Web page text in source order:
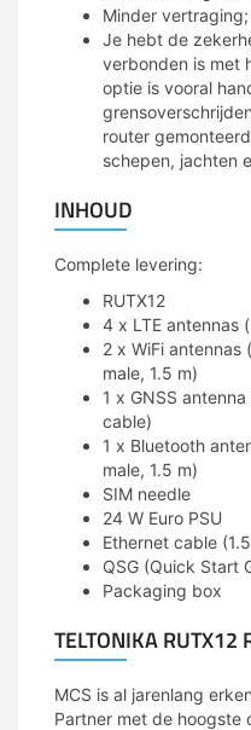
Minder vertraging;
Je hebt de
verbonden is met
optie is vooral
router
schepen, jachten
INHOUD
Complete levering:
RUTX12
4 x LTE antennas
2 x WiFi antennas
male, 1.5 m)
1 x GNSS
cable)
1 x Bluetooth
male, 1.5 m)
SIM needle
24 W Euro PSU
Ethernet cable
QSG (Quick Start
Packaging box
TELTONIKA RUTX12
MCS is al jarenlang
Partner met de hoogste